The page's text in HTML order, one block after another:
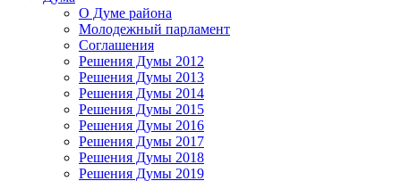
О Думе района
Молодежный парламент
Соглашения
Решения Думы 2012
Решения Думы 2013
Решения Думы 2014
Решения Думы 2015
Решения Думы 2016
Решения Думы 2017
Решения Думы 2018
Решения Думы 2019